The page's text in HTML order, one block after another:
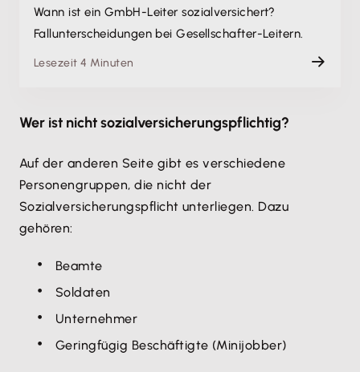
Wann ist ein GmbH-Leiter sozialversichert?
Fallunterscheidungen bei Gesellschafter-Leitern.
Lesezeit 4 Minuten
Wer ist nicht sozialversicherungspflichtig?
Auf der anderen Seite gibt es verschiedene
Personengruppen, die nicht der
Sozialversicherungspflicht unterliegen. Dazu
gehören:
Beamte
Soldaten
Unternehmer
Geringfügig Beschäftigte (Minijobber)